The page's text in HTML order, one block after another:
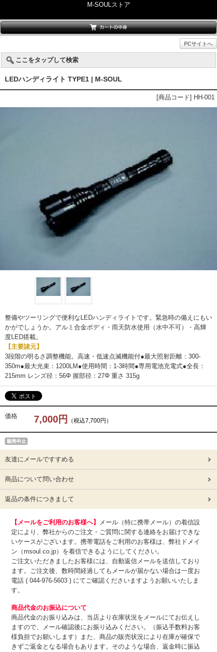
M-SOULストア
PCサイトへ
ここをタップして検索
LEDハンディライト TYPE1 | M-SOUL
[商品コード] HH-001
整備やツーリングで便利なLEDハンディライトです。緊急時の備えにもい
かがでしょうか。アルミ合金ボディ・雨天防水使用（水中不可）・高輝
度LED搭載。
【主要諸元】
3段階の明るさ調整機能。高速・低速点滅機能付●最大照射距離：300-
350m●最大光束：1200LM●使用時間：1-3時間●専用電池充電式●全長：
215mm レンズ径：56Φ 握部径：27Φ 重さ 315g
価格 7,000円 （税込7,700円）
友達にメールですすめる
商品について問い合わせ
返品の条件につきまして
【メールをご利用のお客様へ】
メール（特に携帯メール）の着信設
定により、弊社からのご注文・ご質問に関する連絡をお届けできな
いケースがございます。携帯電話をご利用のお客様は、弊社ドメイ
ン（msoul.co.jp）を着信できるようにしてください。
ご注文いただきましたお客様には、自動返信メールを送信しており
ます。ご注文後、数時間経過してもメールが届かない場合は一度お
電話 ( 044-976-5603 ) にてご確認くださいますようお願いいたしま
す。
商品代金のお振込について
商品代金のお振り込みは、 当店より在庫状況をメールにてお伝えし
ますので、メール確認後にお振り込みください。（振込手数料お客
様負担でお願いします）また、商品の販売状況により在庫が確保で
きずご返金となる場合もあります。そのような場合、返金時に振込